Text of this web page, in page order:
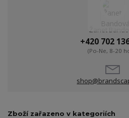
Žanet
+420 702
(Po-Ne, 8-20
Zboží zařazeno v kategoriích